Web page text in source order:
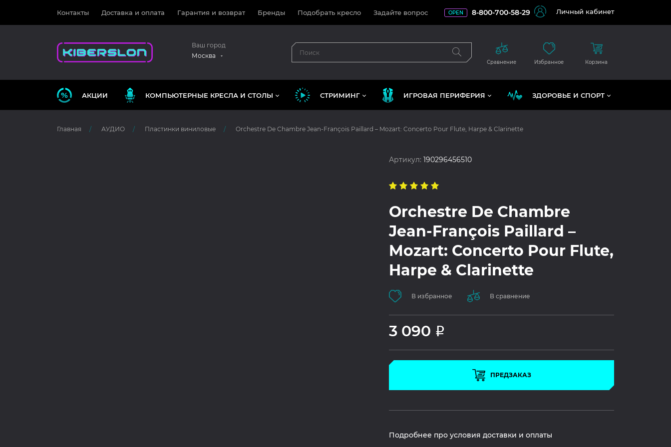
Контакты Доставка и оплата Гарантия и возврат Бренды Подобрать кресло Задайте вопрос OPEN 8-800-700-58-29 Личный кабинет
Ваш город
Москва
Сравнение Избранное Корзина
АКЦИИ КОМПЬЮТЕРНЫЕ КРЕСЛА И СТОЛЫ СТРИМИНГ ИГРОВАЯ ПЕРИФЕРИЯ ЗДОРОВЬЕ И СПОРТ
Главная АУДИО Пластинки виниловые Orchestre De Chambre Jean-François Paillard – Mozart: Concerto Pour Flute, Harpe & Clarinette
Артикул:190296456510
Orchestre De Chambre
Jean-François Paillard –
Mozart: Concerto Pour Flute,
Harpe & Clarinette
В избранное В сравнение
3 090 Р
ПРЕДЗАКАЗ
Подробнее про условия доставки и оплаты